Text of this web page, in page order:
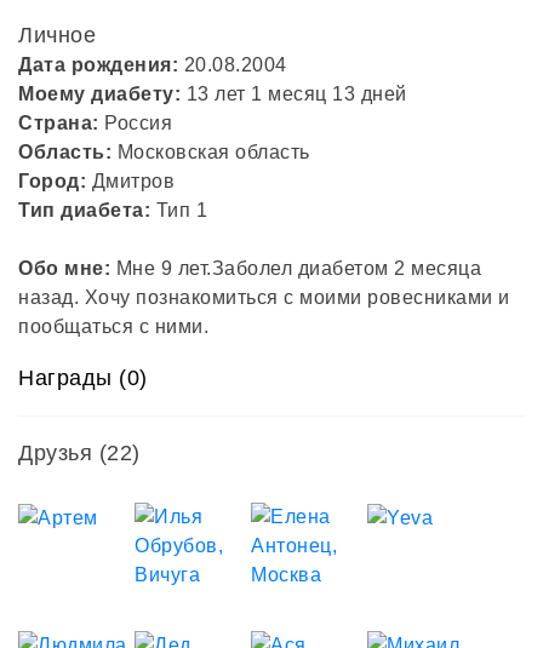
Личное
Дата рождения: 20.08.2004
Моему диабету: 13 лет 1 месяц 13 дней
Страна: Россия
Область: Московская область
Город: Дмитров
Тип диабета: Тип 1
Обо мне: Мне 9 лет.Заболел диабетом 2 месяца
назад. Хочу познакомиться с моими ровесниками и
пообщаться с ними.
Награды (0)
Друзья (22)